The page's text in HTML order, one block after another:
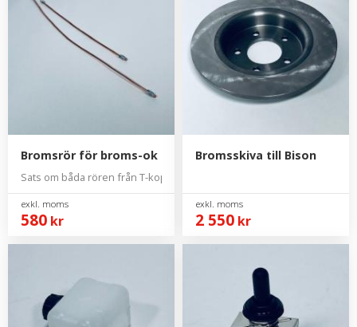
Bromsrör för broms-ok
Sats om båda rören från T-koppling till ok.
580 kr
Bromsskiva till Bison
2 550 kr